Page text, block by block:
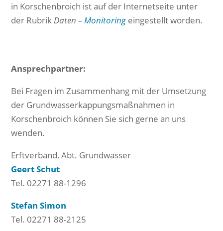
in Korschenbroich ist auf der Internetseite unter
der RubrikDaten –Monitoring eingestellt worden.
Ansprechpartner:
Bei Fragen im Zusammenhang mit der Umsetzung
der Grundwasserkappungsmaßnahmen in
Korschenbroich können Sie sich gerne an uns
wenden.
Erftverband, Abt. Grundwasser
Geert Schut
Tel. 02271 88-1296
Stefan Simon
Tel. 02271 88-2125